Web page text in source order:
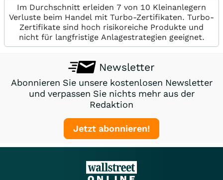
Im Durchschnitt erleiden 7 von 10 Kleinanlegern
Verluste beim Handel mit Turbo-Zertifikaten. Turbo-
Zertifikate sind hoch risikoreiche Produkte und
nicht für langfristige Anlagestrategien geeignet.
Newsletter
Abonnieren Sie unsere kostenlosen Newsletter
und verpassen Sie nichts mehr aus der
Redaktion
Jetzt abonnieren!